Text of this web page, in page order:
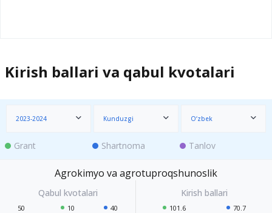
Kirish ballari va qabul kvotalari
2023-2024 Kunduzgi O‘zbek
Grant Shartnoma Tanlov
Agrokimyo va agrotuproqshunoslik
50 10 40 101.6 70.7